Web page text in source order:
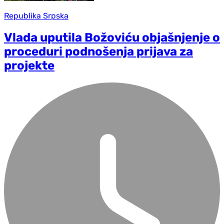
Republika Srpska
Vlada uputila Božoviću objašnjenje o
proceduri podnošenja prijava za
projekte